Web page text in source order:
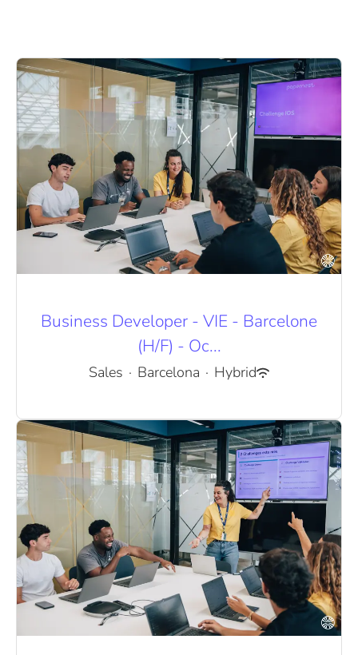
Business Developer - VIE - Barcelone
(H/F) - Oc...
Sales · Barcelona · Hybrid